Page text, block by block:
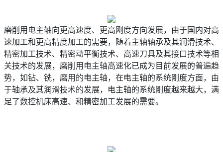
磨削用电主轴向更高速度、更高刚度方向发展，由于国内对高
速加工和更高精度加工的需要，随着主轴轴承及其润滑技术、
精密加工技术、精密动平衡技术、高速刀具及其接口技术等相
关技术的发展，磨削用电主轴高速化已成为目前发展的普遍趋
势，如钻、铣，磨用的电主轴，在电主轴的系统刚度方面，由
于轴承及其润滑技术的发展，电主轴的系统刚度越来越大，满
足了数控机床高速、和精密加工发展的需要。